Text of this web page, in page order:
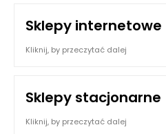
Sklepy internetowe
Kliknij, by przeczytać dalej
Sklepy stacjonarne
Kliknij, by przeczytać dalej